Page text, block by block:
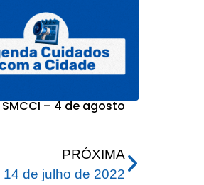
– 4 de agosto
PRÓXIMA
14 de julho de 2022